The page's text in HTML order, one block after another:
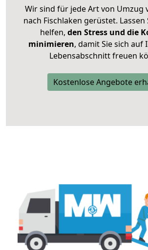
Wir sind für jede Art von Umzug
nach Fischlaken gerüstet. Lassen
helfen, den Stress und die
minimieren, damit Sie sich auf
Lebensabschnitt freuen
Kostenlose Angebote